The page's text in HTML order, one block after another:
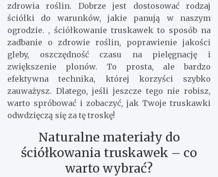
zdrowia roślin. Dobrze jest dostosować rodzaj
ściółki do warunków, jakie panują w naszym
ogrodzie. , ściółkowanie truskawek to sposób na
zadbanie o zdrowie roślin, poprawienie jakości
gleby, oszczędność czasu na pielęgnację i
zwiększenie plonów. To prosta, ale bardzo
efektywna technika, której korzyści szybko
zauważysz. Dlatego, jeśli jeszcze tego nie robisz,
warto spróbować i zobaczyć, jak Twoje truskawki
odwdzięczą się za tę troskę!
Naturalne materiały do
ściółkowania truskawek – co
warto wybrać?